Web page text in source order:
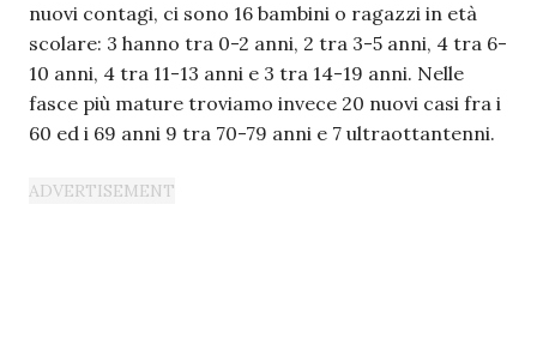
nuovi contagi, ci sono 16 bambini o ragazzi in età
scolare: 3 hanno tra 0-2 anni, 2 tra 3-5 anni, 4 tra 6-
10 anni, 4 tra 11-13 anni e 3 tra 14-19 anni. Nelle
fasce più mature troviamo invece 20 nuovi casi fra i
60 ed i 69 anni 9 tra 70-79 anni e 7 ultraottantenni.